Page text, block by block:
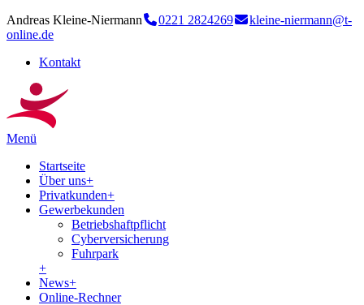
Andreas Kleine-Niermann 0221 2824269
kleine-niermann@t-
online.de
Kontakt
Menü
Startseite
Über uns+
Privatkunden+
Gewerbekunden
Betriebshaftpflicht
Cyberversicherung
Fuhrpark
+
News+
Online-Rechner